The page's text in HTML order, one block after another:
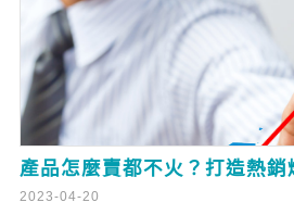
2023-04-20